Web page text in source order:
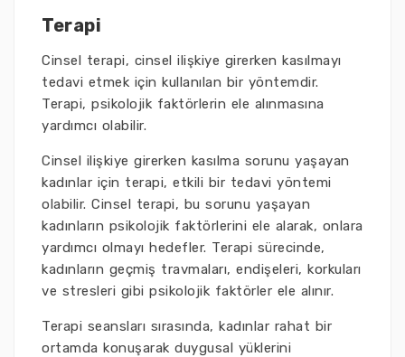
Terapi
Cinsel terapi, cinsel ilişkiye girerken kasılmayı
tedavi etmek için kullanılan bir yöntemdir.
Terapi, psikolojik faktörlerin ele alınmasına
yardımcı olabilir.
Cinsel ilişkiye girerken kasılma sorunu yaşayan
kadınlar için terapi, etkili bir tedavi yöntemi
olabilir. Cinsel terapi, bu sorunu yaşayan
kadınların psikolojik faktörlerini ele alarak, onlara
yardımcı olmayı hedefler. Terapi sürecinde,
kadınların geçmiş travmaları, endişeleri, korkuları
ve stresleri gibi psikolojik faktörler ele alınır.
Terapi seansları sırasında, kadınlar rahat bir
ortamda konuşarak duygusal yüklerini